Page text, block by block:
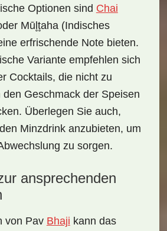
Optionen sind Chai
Mūl̥t̥aha(Indisches
erfrischende Note bieten.
Variante empfehlen sich
Cocktails, die nicht zu
Geschmack der Speisen
Überlegen Sie auch,
Minzdrink anzubieten, um
zu sorgen.
ansprechenden
von Pav Bhaji kann das